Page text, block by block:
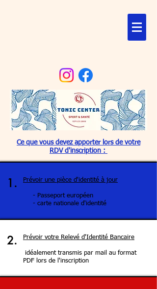
Ce que vous devez apporter lors de votre
RDV d'inscription :
1. Prévoir une pièce d'identité à jour
- Passeport européen
- carte nationale d'identité
2. Prévoir votre Relevé d'Identité Bancaire
idéalement transmis par mail au format
PDF lors de l'inscription